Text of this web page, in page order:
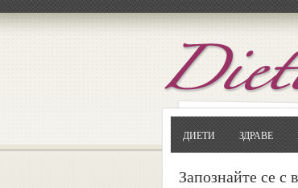
ДИЕТИ ЗДРАВЕ
Запознайте се с